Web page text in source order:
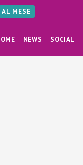
MESE
NEWS SOCIAL